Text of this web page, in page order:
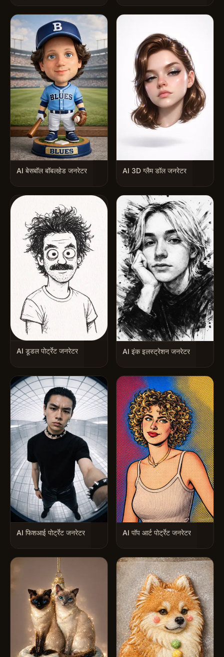
AI बेसबॉल बॉबलहेड जनरेटर AI 3D ग्लैम डॉल जनरेटर
AI डूडल पोर्ट्रेट जनरेटर AI इंक इलस्ट्रेशन जनरेटर
AI फिशआई पोर्ट्रेट जनरेटर AI पॉप आर्ट पोर्ट्रेट जनरेटर